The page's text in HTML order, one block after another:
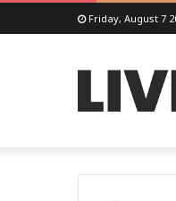
Friday, August 7